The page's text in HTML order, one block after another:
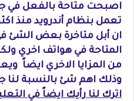
اصبحت متاحة بالفعل في
تعمل بنظام أندرويد منذ
ان أبل متاخرة بعض الشئ في
المتاحة في هواتف اخري
من المزايا الاخري ايضاً
وذلك اهم شئ بالنسبة لنا
اترك لنا رأيك ايضاً في